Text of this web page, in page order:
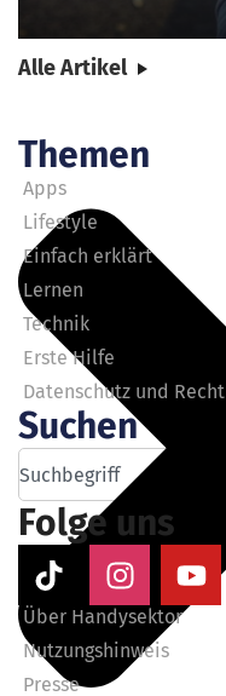
Alle Artikel
Themen
Apps
Lifestyle
Einfach erklärt
Lernen
Technik
Erste Hilfe
Datenschutz und Recht
Suchen
Folge uns
Über Handysektor
Nutzungshinweis
Presse